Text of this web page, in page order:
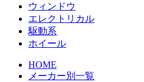
ウィンドウ
エレクトリカル
駆動系
ホイール
HOME
メーカー別一覧